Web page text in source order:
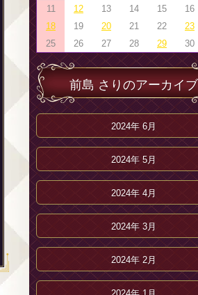
11
12 13 14 15 16
18
19 20 21 22 23
25
26 27 28 29 30
前島 さりのアーカイブ
2024年 6月
2024年 5月
2024年 4月
2024年 3月
2024年 2月